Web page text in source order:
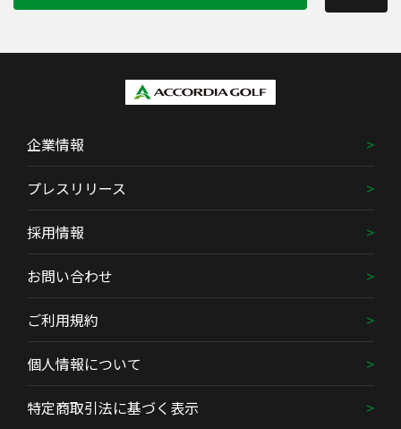
企業情報
プレスリリース
採用情報
お問い合わせ
ご利用規約
個人情報について
特定商取引法に基づく表示